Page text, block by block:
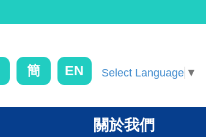
簡 EN Select Language ▼
關於我們